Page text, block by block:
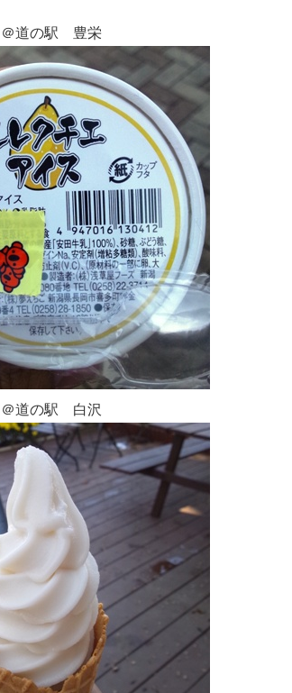
＠道の駅 豊栄
＠道の駅 白沢